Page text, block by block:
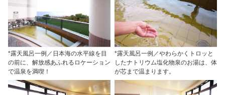
*露天風呂一例／日本海の水平線を目
の前に、解放感あふれるロケーション
で温泉を満喫！
*露天風呂一例／やわらかくトロッと
したナトリウム塩化物泉のお湯は、体
が芯まで温まります。